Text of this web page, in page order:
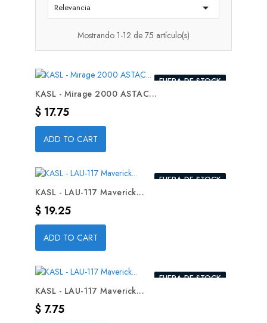
Relevancia 
Mostrando 1-12 de 75 artículo(s)
FUERA DE STOCK
KASL - Mirage 2000 ASTAC...
Precio
$ 17.75
ADD TO CART
FUERA DE STOCK
KASL - LAU-117 Maverick...
Precio
$ 19.25
ADD TO CART
FUERA DE STOCK
KASL - LAU-117 Maverick...
Precio
$ 7.75